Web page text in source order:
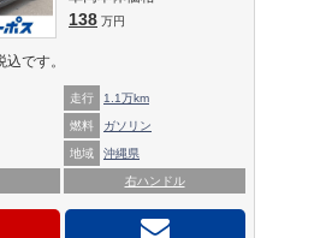
138 万円
です。
走行 1.1万km
燃料 ガソリン
地域 沖縄県
右ハンドル